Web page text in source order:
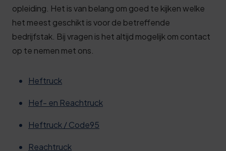
opleiding. Het is van belang om goed te kijken welke
het meest geschikt is voor de betreffende
bedrijfstak. Bij vragen is het altijd mogelijk om contact
op te nemen met ons.
Heftruck
Hef- en Reachtruck
Heftruck / Code95
Reachtruck